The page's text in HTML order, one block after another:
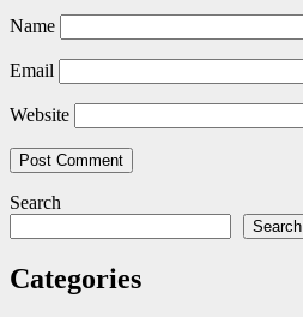
Name
Email
Website
Search
Search
Categories